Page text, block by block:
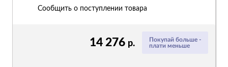
Покупай больше -
плати меньше
14 276 р.
Сообщить о поступлении товара